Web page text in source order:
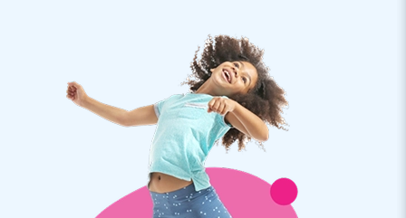
houdt in de ene hand een stok vast en in de andere een glas
bier. Hij is zo te zien helemaal klaar voor het feest. Dit is nou
typisch een Abraham pop die je gewoon in je assortiment
moet hebben. Hij ziet er gewoon vriendelijk en vrolijk uit en
zal ongetwijfeld de aandacht trekken van alle passanten. En
het mooie is dat deze opblaas Abraham heel snel is op te
zetten. Ook handig: de pop wordt geleverd met een blower,
bevestigingsmateriaal en een zak voor transport.